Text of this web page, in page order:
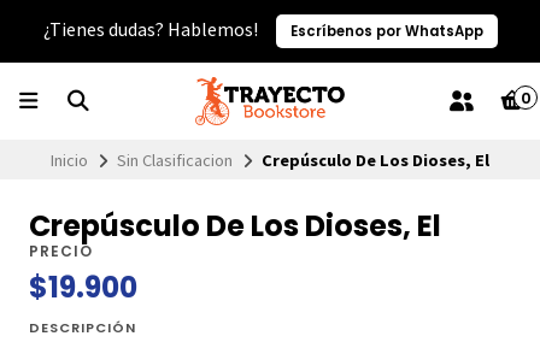
¿Tienes dudas? Hablemos! Escríbenos por WhatsApp
0
Inicio Sin Clasificacion Crepúsculo De Los Dioses, El
Crepúsculo De Los Dioses, El
PRECIO
$19.900
DESCRIPCIÓN